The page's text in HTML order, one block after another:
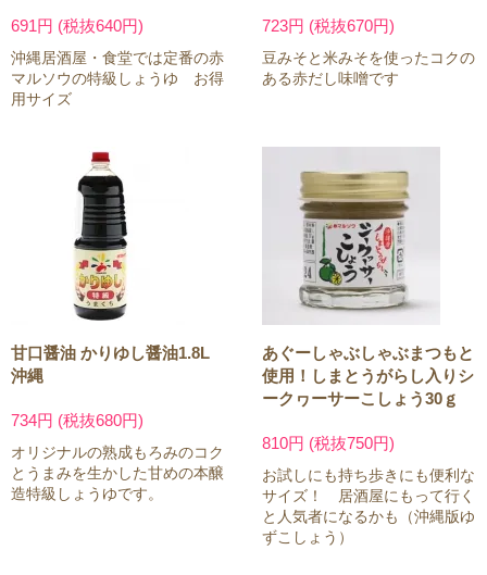
691円 (税抜640円)
沖縄居酒屋・食堂では定番の赤
マルソウの特級しょうゆ お得
用サイズ
723円 (税抜670円)
豆みそと米みそを使ったコクの
ある赤だし味噌です
甘口醤油 かりゆし醤油1.8L
沖縄
734円 (税抜680円)
オリジナルの熟成もろみのコク
とうまみを生かした甘めの本醸
造特級しょうゆです。
あぐーしゃぶしゃぶまつもと
使用！しまとうがらし入りシ
ークヮーサーこしょう30ｇ
810円 (税抜750円)
お試しにも持ち歩きにも便利な
サイズ！ 居酒屋にもって行く
と人気者になるかも（沖縄版ゆ
ずこしょう）